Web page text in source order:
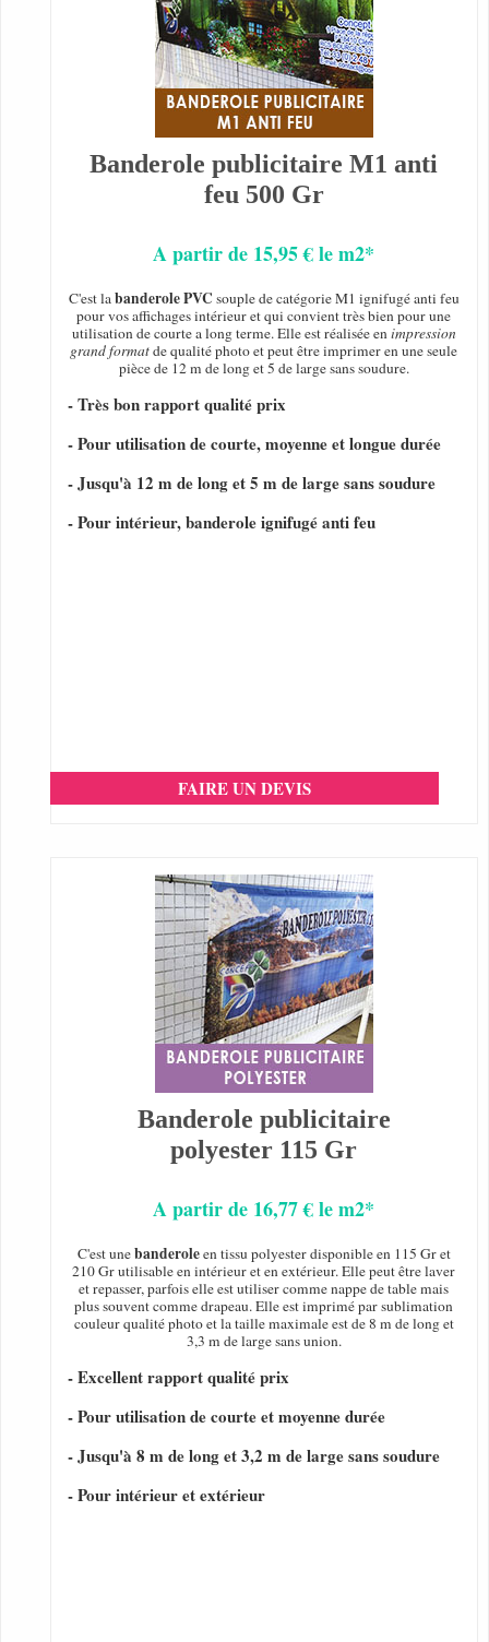
Banderole publicitaire M1 anti
feu 500 Gr
A partir de 15,95 € le m2*
C'est labanderole PVC souple de catégorie M1 ignifugé anti feu
pour vos affichages intérieur et qui convient très bien pour une
utilisation de courte a long terme. Elle est réalisée enimpression
grand formatde qualité photo et peut être imprimer en une seule
pièce de 12 m de long et 5 de large sans soudure.
- Très bon rapport qualité prix
- Pour utilisation de courte, moyenne et longue durée
- Jusqu'à 12 m de long et 5 m de large sans soudure
- Pour intérieur, banderole ignifugé anti feu
FAIRE UN DEVIS
Banderole publicitaire
polyester 115 Gr
A partir de 16,77 € le m2*
C'est unebanderoleen tissu polyester disponible en 115 Gr et
210 Gr utilisable en intérieur et en extérieur. Elle peut être laver
et repasser, parfois elle est utiliser comme nappe de table mais
plus souvent comme drapeau. Elle est imprimé par sublimation
couleur qualité photo et la taille maximale est de 8 m de long et
3,3 m de large sans union.
- Excellent rapport qualité prix
- Pour utilisation de courte et moyenne durée
- Jusqu'à 8 m de long et 3,2 m de large sans soudure
- Pour intérieur et extérieur